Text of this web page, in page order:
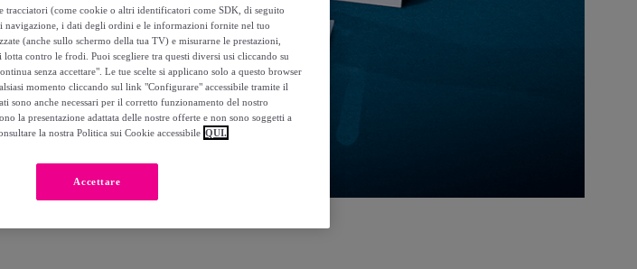
tracciatori (come cookie o altri identificatori come SDK, di seguito
navigazione, i dati degli ordini e le informazioni fornite nel tuo
(anche sullo schermo della tua TV) e misurarne le prestazioni,
contro le frodi. Puoi scegliere tra questi diversi usi cliccando su
senza accettare". Le tue scelte si applicano solo a questo browser
momento cliccando sul link "Configurare" accessibile tramite il
anche necessari per il corretto funzionamento del nostro
la presentazione adattata delle nostre offerte e non sono soggetti a
la nostra Politica sui Cookie accessibile QUI.
Accettare